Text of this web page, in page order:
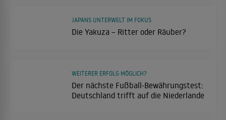
Die Yakuza – Ritter oder Räuber?
JAPANS UNTERWELT IM FOKUS
Der nächste Fußball-Bewährungstest:
Deutschland trifft auf die Niederlande
WEITERER ERFOLG MÖGLICH?